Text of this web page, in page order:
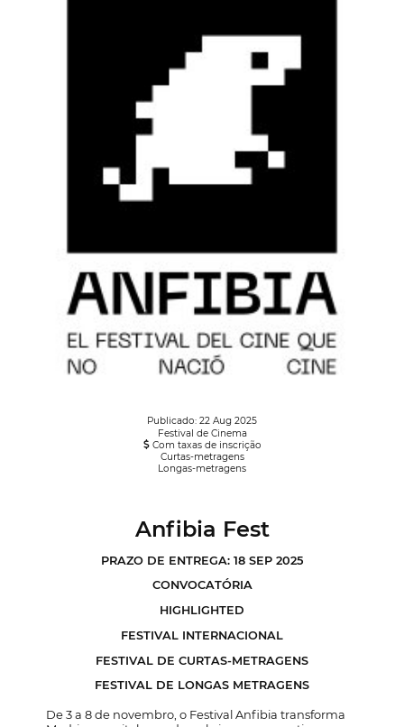
Publicado: 22 Aug 2025
Festival de Cinema
Com taxas de inscrição
Curtas-metragens
Longas-metragens
Anfibia Fest
PRAZO DE ENTREGA: 18 SEP 2025
CONVOCATÓRIA
HIGHLIGHTED
FESTIVAL INTERNACIONAL
FESTIVAL DE CURTAS-METRAGENS
FESTIVAL DE LONGAS METRAGENS
De 3 a 8 de novembro, o Festival Anfibia transforma